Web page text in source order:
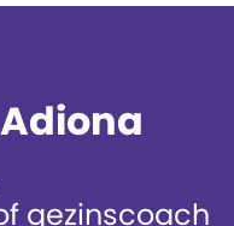
gezinscoach